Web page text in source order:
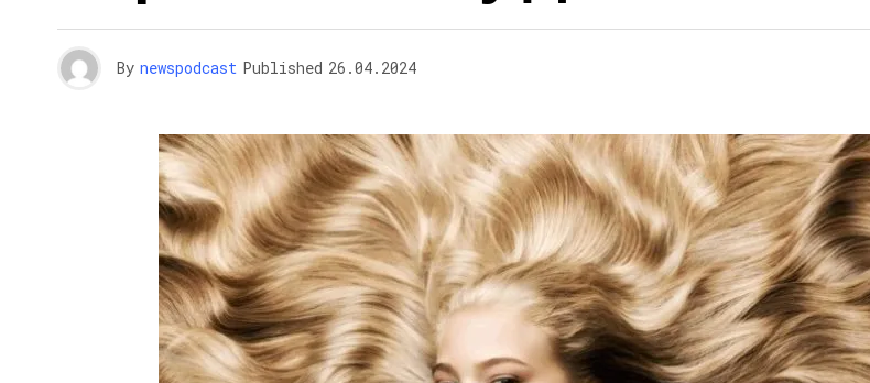
By newspodcast Published 26.04.2024